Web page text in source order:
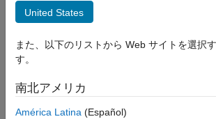
Stateflow 入門
用途
チャート プログラミング
Simulink でのシミュレーション
検証およびコード生成
デバッグ
ト アクションをステップ実行します。任
シミュレーションを再開し、さまざまな設
を解析することで、複数のシナリオを実
トタイピングおよび量産での展開用にコー
よく参照されるトピック
シミュレーション時の一般的なモデリング
United States
また、以下のリストから Web サイトを選択
す。
南北アメリカ
América Latina (Español)